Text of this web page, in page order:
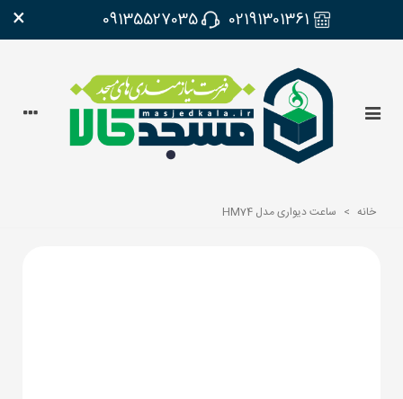
02191301361
09135527035
×
خانه > ساعت دیواری مدل HM74